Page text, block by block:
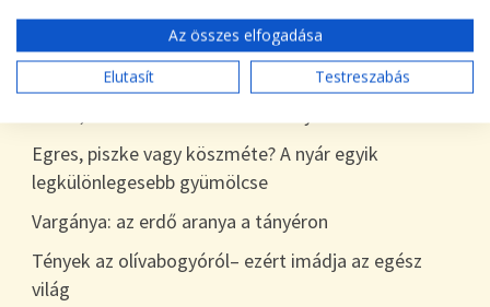
Tökszezon: sokoldalú alapanyagok a nyártól
egészen télig
Egres, piszke vagy köszméte? A nyár egyik
legkülönlegesebb gyümölcse
Vargánya: az erdő aranya a tányéron
Tények az olívabogyóról– ezért imádja az egész
világ
Az összes elfogadása
Elutasít
Testreszabás